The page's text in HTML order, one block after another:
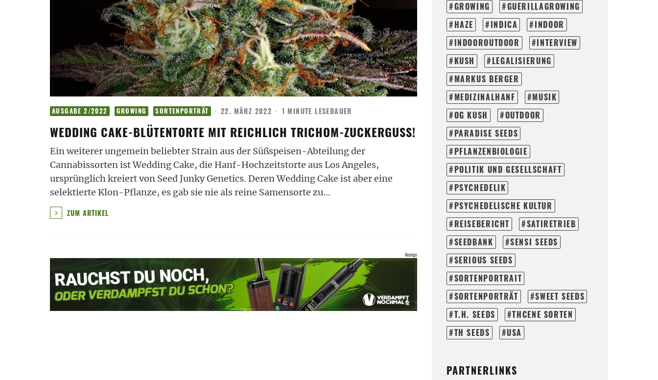
AUSGABE 2/2022 GROWING SORTENPORTRÄT · 22. MÄRZ 2022 · 1 MINUTE LESEDAUER
WEDDING CAKE-BLÜTENTORTE MIT REICHLICH TRICHOM-ZUCKERGUSS!
Ein weiterer ungemein beliebter Strain aus der Süßspeisen-Abteilung der
Cannabissorten ist Wedding Cake, die Hanf-Hochzeitstorte aus Los Angeles,
ursprünglich kreiert von Seed Junky Genetics. Deren Wedding Cake ist aber eine
selektierte Klon-Pflanze, es gab sie nie als reine Samensorte zu...
ZUM ARTIKEL
GROWING
GUERILLAGROWING
HAZE
INDICA
INDOOR
INDOOROUTDOOR
INTERVIEW
KUSH
LEGALISIERUNG
MARKUS BERGER
MEDIZINALHANF
MUSIK
OG KUSH
OUTDOOR
PARADISE SEEDS
PFLANZENBIOLOGIE
POLITIK UND GESELLSCHAFT
PSYCHEDELIK
PSYCHEDELISCHE KULTUR
REISEBERICHT
SATIRETRIEB
SEEDBANK
SENSI SEEDS
SERIOUS SEEDS
SORTENPORTRAIT
SORTENPORTRÄT
SWEET SEEDS
T.H. SEEDS
THCENE SORTEN
TH SEEDS
USA
PARTNERLINKS